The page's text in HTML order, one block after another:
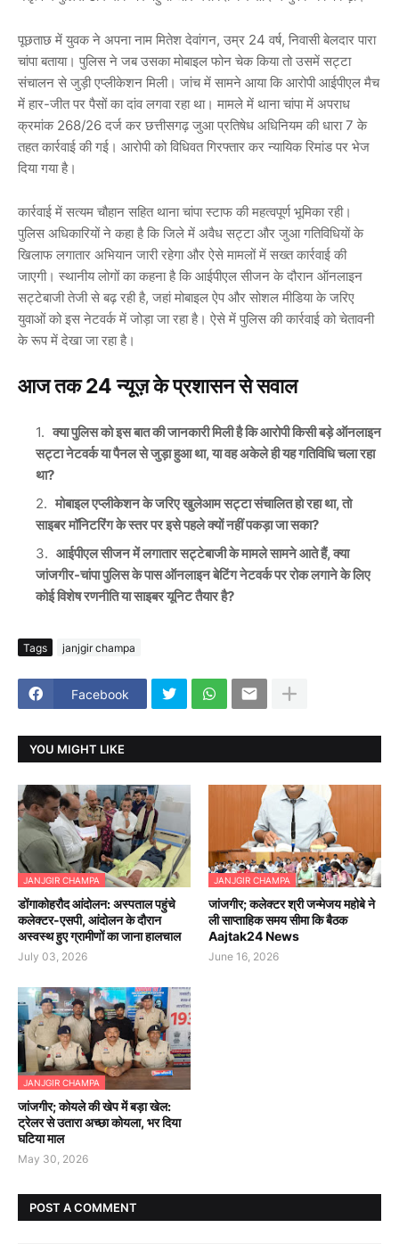
पूछताछ में युवक ने अपना नाम मितेश देवांगन, उम्र 24 वर्ष, निवासी बेलदार पारा
चांपा बताया। पुलिस ने जब उसका मोबाइल फोन चेक किया तो उसमें सट्टा
संचालन से जुड़ी एप्लीकेशन मिली। जांच में सामने आया कि आरोपी आईपीएल मैच
में हार-जीत पर पैसों का दांव लगवा रहा था। मामले में थाना चांपा में अपराध
क्रमांक 268/26 दर्ज कर छत्तीसगढ़ जुआ प्रतिषेध अधिनियम की धारा 7 के
तहत कार्रवाई की गई। आरोपी को विधिवत गिरफ्तार कर न्यायिक रिमांड पर भेज
दिया गया है।
कार्रवाई में सत्यम चौहान सहित थाना चांपा स्टाफ की महत्वपूर्ण भूमिका रही।
पुलिस अधिकारियों ने कहा है कि जिले में अवैध सट्टा और जुआ गतिविधियों के
खिलाफ लगातार अभियान जारी रहेगा और ऐसे मामलों में सख्त कार्रवाई की
जाएगी। स्थानीय लोगों का कहना है कि आईपीएल सीजन के दौरान ऑनलाइन
सट्टेबाजी तेजी से बढ़ रही है, जहां मोबाइल ऐप और सोशल मीडिया के जरिए
युवाओं को इस नेटवर्क में जोड़ा जा रहा है। ऐसे में पुलिस की कार्रवाई को चेतावनी
के रूप में देखा जा रहा है।
आज तक 24 न्यूज़ के प्रशासन से सवाल
क्या पुलिस को इस बात की जानकारी मिली है कि आरोपी किसी बड़े ऑनलाइन
सट्टा नेटवर्क या पैनल से जुड़ा हुआ था, या वह अकेले ही यह गतिविधि चला रहा
था?
मोबाइल एप्लीकेशन के जरिए खुलेआम सट्टा संचालित हो रहा था, तो
साइबर मॉनिटरिंग के स्तर पर इसे पहले क्यों नहीं पकड़ा जा सका?
आईपीएल सीजन में लगातार सट्टेबाजी के मामले सामने आते हैं, क्या
जांजगीर-चांपा पुलिस के पास ऑनलाइन बेटिंग नेटवर्क पर रोक लगाने के लिए
कोई विशेष रणनीति या साइबर यूनिट तैयार है?
Tags janjgir champa
Facebook
YOU MIGHT LIKE
JANJGIR CHAMPA
डोंगाकोहरौद आंदोलन: अस्पताल पहुंचे
कलेक्टर-एसपी, आंदोलन के दौरान
अस्वस्थ हुए ग्रामीणों का जाना हालचाल
July 03, 2026
JANJGIR CHAMPA
जांजगीर; कलेक्टर श्री जन्मेजय महोबे ने
ली साप्ताहिक समय सीमा कि बैठक
Aajtak24 News
June 16, 2026
JANJGIR CHAMPA
जांजगीर; कोयले की खेप में बड़ा खेल:
ट्रेलर से उतारा अच्छा कोयला, भर दिया
घटिया माल
May 30, 2026
POST A COMMENT